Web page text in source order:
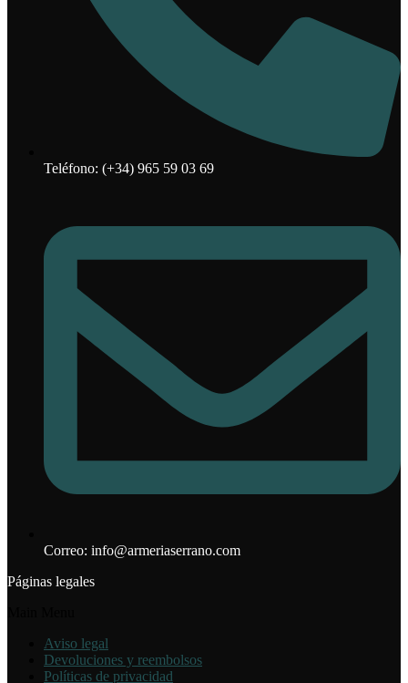
Teléfono: (+34) 965 59 03 69
Correo: info@armeriaserrano.com
Páginas legales
Aviso legal
Devoluciones y reembolsos
Políticas de privacidad